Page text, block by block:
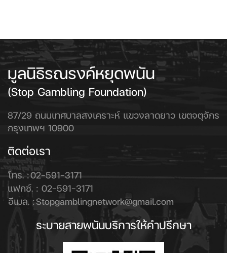
มูลนิธิรณรงค์หยุดพนัน
(Stop Gambling Foundation)
87/29 ถนนเทศบาลสงเคราะห์ แขวงลาดยาว เขตจตุจักร
กรุงเทพฯ 10900
ติดต่อเรา
โทร. :02-591-3171
แฟกซ์. : 02-591-3171
อีเมล. :Stopgamblingnetwork@gmail.com
ระบายสายพนันบริการให้คำปรึกษา